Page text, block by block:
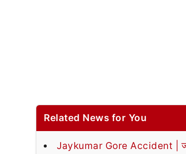
Related News for You
Jaykumar Gore Accident |